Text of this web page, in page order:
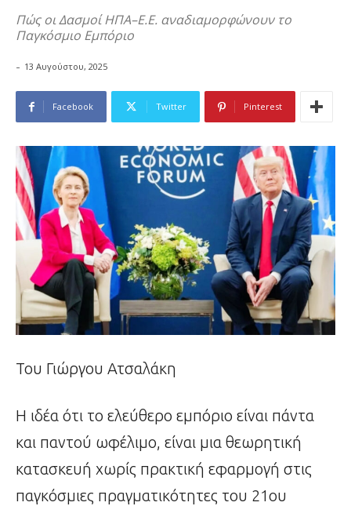
Πώς οι Δασμοί ΗΠΑ–Ε.Ε. αναδιαμορφώνουν το
Παγκόσμιο Εμπόριο
- 13 Αυγούστου, 2025
Facebook Twitter Pinterest
Του Γιώργου Ατσαλάκη
Η ιδέα ότι το ελεύθερο εμπόριο είναι πάντα
και παντού ωφέλιμο, είναι μια θεωρητική
κατασκευή χωρίς πρακτική εφαρμογή στις
παγκόσμιες πραγματικότητες του 21ου